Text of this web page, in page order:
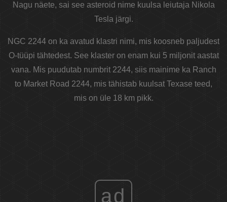
Nagu näete, sai see asteroid nime kuulsa leiutaja Nikola
Tesla järgi.
NGC 2244 on ka avatud klastri nimi, mis koosneb paljudest
O-tüüpi tähtedest. See klaster on enam kui 5 miljonit aastat
vana. Mis puudutab numbrit 2244, siis mainime ka Ranch
to Market Road 2244, mis tähistab kuulsat Texase teed,
mis on üle 18 km pikk.
ad